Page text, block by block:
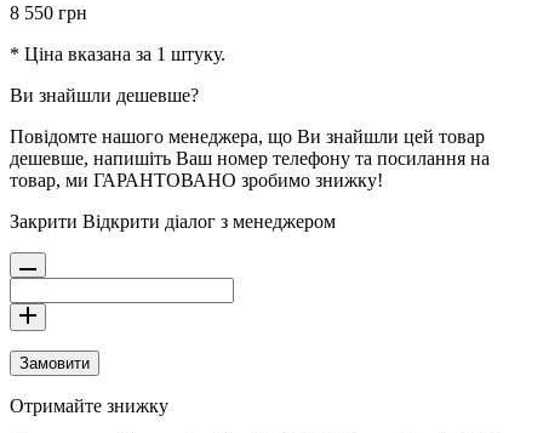
8 550 грн
* Ціна вказана за 1 штуку.
Ви знайшли дешевше?
Повідомте нашого менеджера, що Ви знайшли цей товар
дешевше, напишіть Ваш номер телефону та посилання на
товар, ми ГАРАНТОВАНО зробимо знижку!
Закрити Відкрити діалог з менеджером
Замовити
Отримайте знижку